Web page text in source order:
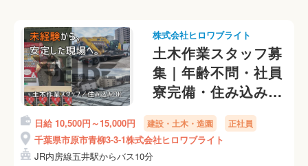
株式会社ヒロワブライト
土木作業スタッフ募
集｜年齢不問・社員
寮完備・住み込み歓
迎
日給 10,500円～15,000円 建設・土木・造園 正社員
千葉県市原市青柳3-3-1株式会社ヒロワブライト
JR内房線五井駅からバス10分